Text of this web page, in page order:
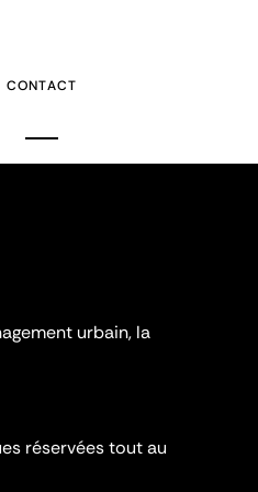
CONTACT
urbain, la
réservées tout au